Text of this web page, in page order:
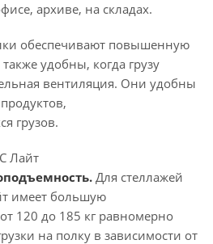
архиве, на складах.
обеспечивают повышенную
удобны, когда грузу
вентиляция. Они удобны
грузов.
Лайт
Для стеллажей
имеет большую
120 до 185 кг равномерно
на полку в зависимости от